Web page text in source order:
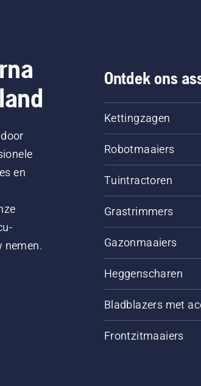
en
nemen.
Ontdek ons
Kettingzagen
Robotmaaiers
Tuintractoren
Grastrimmers
Gazonmaaiers
Heggenscharen
Bladblazers met
Frontzitmaaiers